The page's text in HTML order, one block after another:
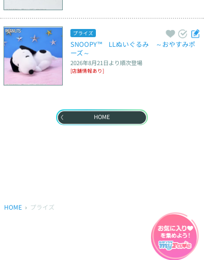
プライズ
SNOOPY™　LLぬいぐるみ　～おやすみポ
ーズ～
2026年8月21日より順次登場
[店舗情報あり]
HOME
HOME プライズ